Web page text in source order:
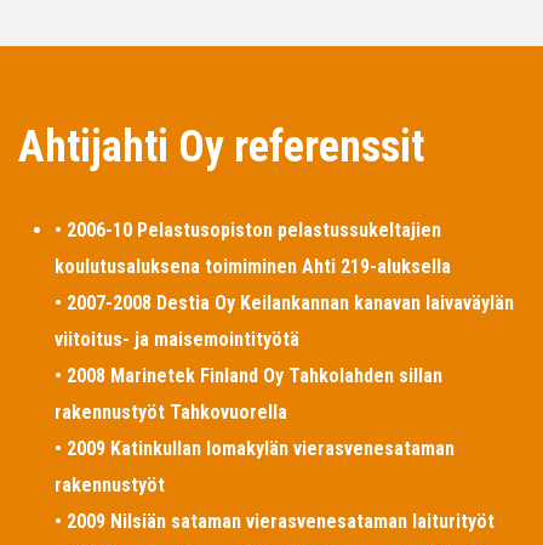
Ahtijahti Oy referenssit
• 2006-10 Pelastusopiston pelastussukeltajien
koulutusaluksena toimiminen Ahti 219-aluksella
• 2007-2008 Destia Oy Keilankannan kanavan laivaväylän
viitoitus- ja maisemointityötä
• 2008 Marinetek Finland Oy Tahkolahden sillan
rakennustyöt Tahkovuorella
• 2009 Katinkullan lomakylän vierasvenesataman
rakennustyöt
• 2009 Nilsiän sataman vierasvenesataman laiturityöt